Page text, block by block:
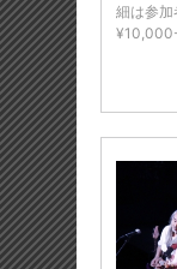
細は参加